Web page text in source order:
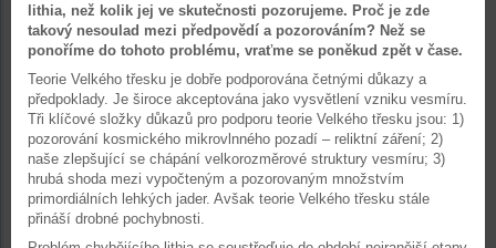
lithia, než kolik jej ve skutečnosti pozorujeme. Proč je zde
takový nesoulad mezi předpovědí a pozorováním? Než se
ponoříme do tohoto problému, vraťme se poněkud zpět v čase.
Teorie Velkého třesku je dobře podporována četnými důkazy a
předpoklady. Je široce akceptována jako vysvětlení vzniku vesmíru.
Tři klíčové složky důkazů pro podporu teorie Velkého třesku jsou: 1)
pozorování kosmického mikrovlnného pozadí – reliktní záření; 2)
naše zlepšující se chápání velkorozměrové struktury vesmíru; 3)
hrubá shoda mezi vypočteným a pozorovaným množstvím
primordiálních lehkých jader. Avšak teorie Velkého třesku stále
přináší drobné pochybnosti.